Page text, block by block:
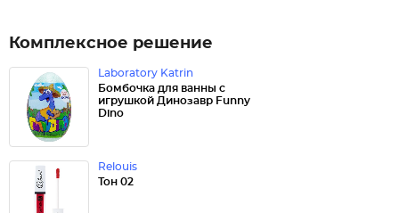
Комплексное решение
Laboratory Katrin
Бомбочка для ванны с
игрушкой Динозавр Funny
Dino
Relouis
Тон 02